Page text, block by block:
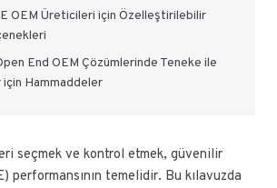
OEM Üreticileri için Özelleştirilebilir
End OEM Çözümlerinde Teneke ile
için Hammaddeler
seçmek ve kontrol etmek, güvenilir
performansının temelidir. Bu kılavuzda